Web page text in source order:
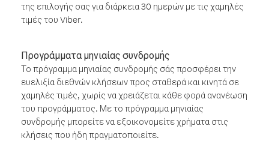
της επιλογής σας για διάρκεια 30 ημερών με τις χαμηλές
τιμές του Viber.
Προγράμματα μηνιαίας συνδρομής
Το πρόγραμμα μηνιαίας συνδρομής σάς προσφέρει την
ευελιξία διεθνών κλήσεων προς σταθερά και κινητά σε
χαμηλές τιμές, χωρίς να χρειάζεται κάθε φορά ανανέωση
του προγράμματος. Με το πρόγραμμα μηνιαίας
συνδρομής μπορείτε να εξοικονομείτε χρήματα στις
κλήσεις που ήδη πραγματοποιείτε.